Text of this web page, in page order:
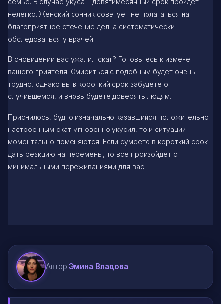
семье. В случае укуса – девятимесячный срок пройдет
нелегко. Женский сонник советует не полагаться на
благоприятное стечение дел, а систематически
обследоваться у врачей.
В сновидении вас ужалил скат? Готовьтесь к измене
вашего приятеля. Смириться с подобным будет очень
трудно, однако вы в короткий срок забудете о
случившемся, и вновь будете доверять людям.
Приснилось, будто изначально казавшийся положительно
настроенным скат мгновенно укусил, то и ситуации
моментально поменяются. Если сумеете в короткий срок
дать реакцию на перемены, то все произойдет с
минимальными переживаниями для вас.
Автор:Эмина Владова